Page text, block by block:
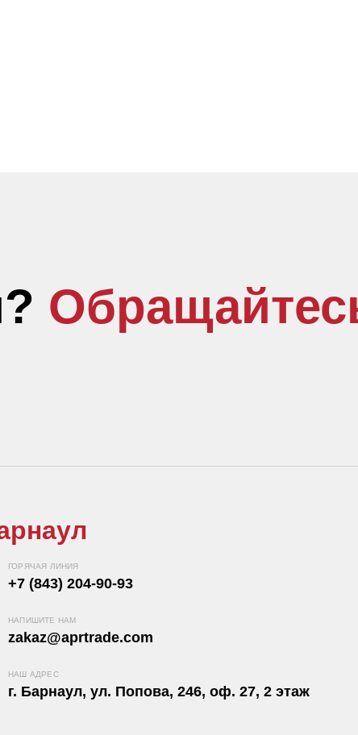
ГОРЯЧАЯ ЛИНИЯ
+7 (843) 204-90-93
НАПИШИТЕ НАМ
zakaz@aprtrade.com
НАШ АДРЕС
г. Барнаул, ул. Попова, 246, оф. 27, 2 этаж